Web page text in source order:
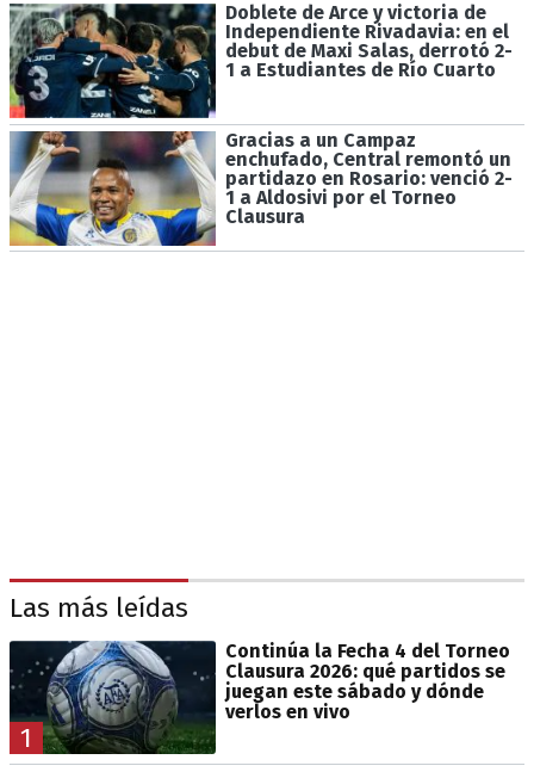
Doblete de Arce y victoria de
Independiente Rivadavia: en el
debut de Maxi Salas, derrotó 2-
1 a Estudiantes de Río Cuarto
Gracias a un Campaz
enchufado, Central remontó un
partidazo en Rosario: venció 2-
1 a Aldosivi por el Torneo
Clausura
Las más leídas
1
Continúa la Fecha 4 del Torneo
Clausura 2026: qué partidos se
juegan este sábado y dónde
verlos en vivo